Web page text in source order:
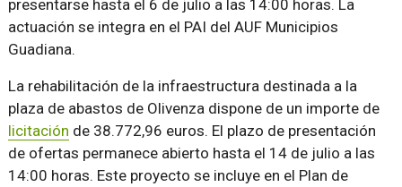
presentarse hasta el 6 de julio a las 14:00 horas. La
actuación se integra en el PAI del AUF Municipios
Guadiana.
La rehabilitación de la infraestructura destinada a la
plaza de abastos de Olivenza dispone de un importe de
licitación de 38.772,96 euros. El plazo de presentación
de ofertas permanece abierto hasta el 14 de julio a las
14:00 horas. Este proyecto se incluye en el Plan de